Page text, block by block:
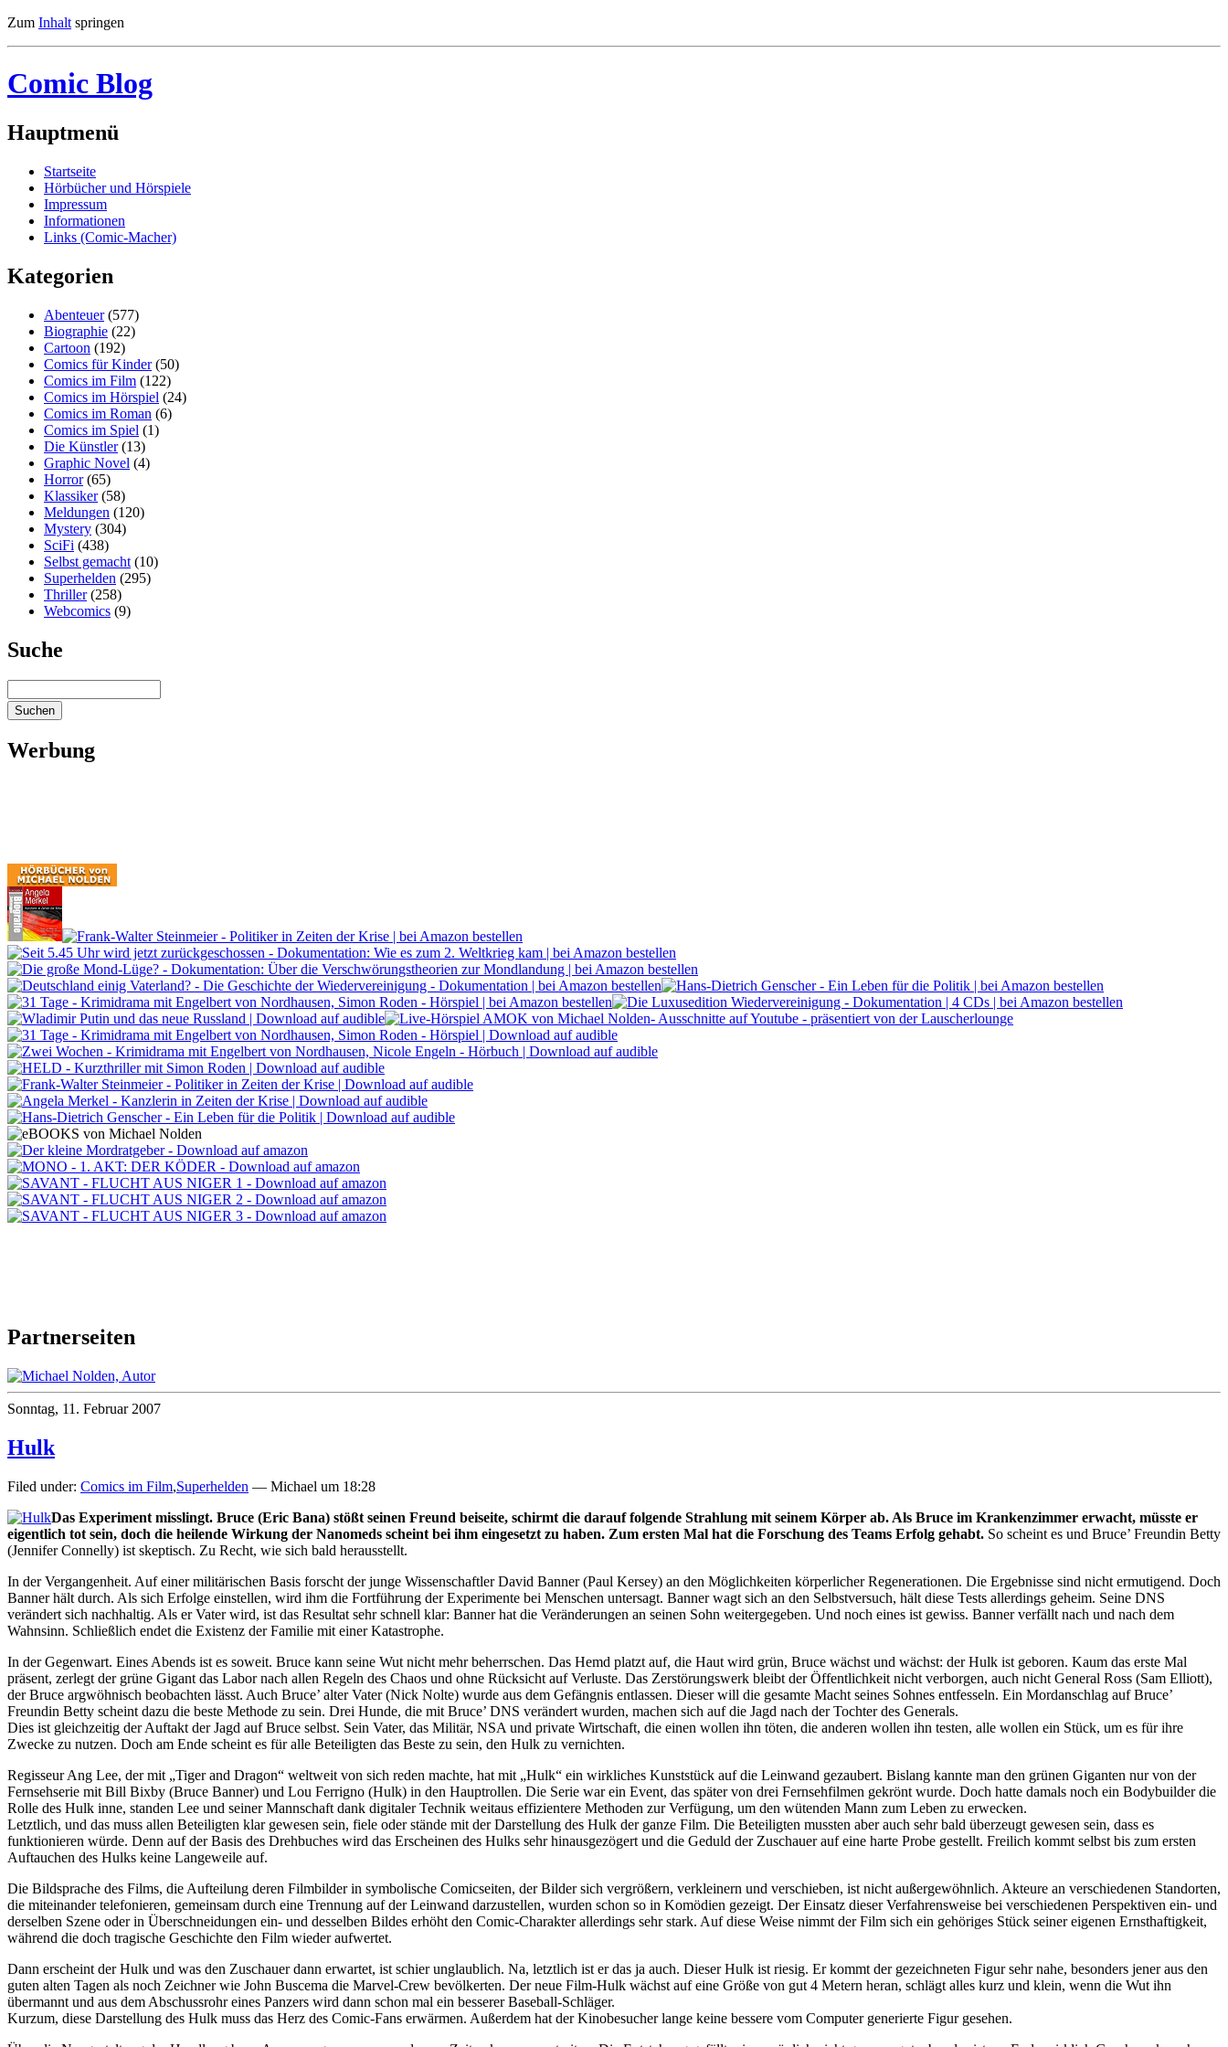
Zum Inhalt springen
Comic Blog
Hauptmenü
Startseite
Hörbücher und Hörspiele
Impressum
Informationen
Links (Comic-Macher)
Kategorien
Abenteuer(577)
Biographie (22)
Cartoon (192)
Comics für Kinder(50)
Comics im Film (122)
Comics im Hörspiel (24)
Comics im Roman (6)
Comics im Spiel (1)
Die Künstler(13)
Graphic Novel (4)
Horror(65)
Klassiker(58)
Meldungen (120)
Mystery (304)
SciFi (438)
Selbst gemacht (10)
Superhelden (295)
Thriller(258)
Webcomics (9)
Suche
Werbung
Partnerseiten
Sonntag, 11. Februar 2007
Hulk
Filed under: Comics im Film,Superhelden — Michael um 18:28
Das Experiment misslingt. Bruce (Eric Bana) stößt seinen Freund beiseite, schirmt die darauf folgende Strahlung mit seinem Körper ab. Als Bruce im Krankenzimmer erwacht, müsste er
eigentlich tot sein, doch die heilende Wirkung der Nanomeds scheint bei ihm eingesetzt zu haben. Zum ersten Mal hat die Forschung des Teams Erfolg gehabt. So scheint es und Bruce’ Freundin Betty
(Jennifer Connelly) ist skeptisch. Zu Recht, wie sich bald herausstellt.
In der Vergangenheit. Auf einer militärischen Basis forscht der junge Wissenschaftler David Banner (Paul Kersey) an den Möglichkeiten körperlicher Regenerationen. Die Ergebnisse sind nicht ermutigend. Doch
Banner hält durch. Als sich Erfolge einstellen, wird ihm die Fortführung der Experimente bei Menschen untersagt. Banner wagt sich an den Selbstversuch, hält diese Tests allerdings geheim. Seine DNS
verändert sich nachhaltig. Als er Vater wird, ist das Resultat sehr schnell klar: Banner hat die Veränderungen an seinen Sohn weitergegeben. Und noch eines ist gewiss. Banner verfällt nach und nach dem
Wahnsinn. Schließlich endet die Existenz der Familie mit einer Katastrophe.
In der Gegenwart. Eines Abends ist es soweit. Bruce kann seine Wut nicht mehr beherrschen. Das Hemd platzt auf, die Haut wird grün, Bruce wächst und wächst: der Hulk ist geboren. Kaum das erste Mal
präsent, zerlegt der grüne Gigant das Labor nach allen Regeln des Chaos und ohne Rücksicht auf Verluste. Das Zerstörungswerk bleibt der Öffentlichkeit nicht verborgen, auch nicht General Ross (Sam Elliott),
der Bruce argwöhnisch beobachten lässt. Auch Bruce’ alter Vater (Nick Nolte) wurde aus dem Gefängnis entlassen. Dieser will die gesamte Macht seines Sohnes entfesseln. Ein Mordanschlag auf Bruce’
Freundin Betty scheint dazu die beste Methode zu sein. Drei Hunde, die mit Bruce’ DNS verändert wurden, machen sich auf die Jagd nach der Tochter des Generals.
Dies ist gleichzeitig der Auftakt der Jagd auf Bruce selbst. Sein Vater, das Militär, NSA und private Wirtschaft, die einen wollen ihn töten, die anderen wollen ihn testen, alle wollen ein Stück, um es für ihre
Zwecke zu nutzen. Doch am Ende scheint es für alle Beteiligten das Beste zu sein, den Hulk zu vernichten.
Regisseur Ang Lee, der mit „Tiger and Dragon“ weltweit von sich reden machte, hat mit „Hulk“ ein wirkliches Kunststück auf die Leinwand gezaubert. Bislang kannte man den grünen Giganten nur von der
Fernsehserie mit Bill Bixby (Bruce Banner) und Lou Ferrigno (Hulk) in den Hauptrollen. Die Serie war ein Event, das später von drei Fernsehfilmen gekrönt wurde. Doch hatte damals noch ein Bodybuilder die
Rolle des Hulk inne, standen Lee und seiner Mannschaft dank digitaler Technik weitaus effizientere Methoden zur Verfügung, um den wütenden Mann zum Leben zu erwecken.
Letztlich, und das muss allen Beteiligten klar gewesen sein, fiele oder stände mit der Darstellung des Hulk der ganze Film. Die Beteiligten mussten aber auch sehr bald überzeugt gewesen sein, dass es
funktionieren würde. Denn auf der Basis des Drehbuches wird das Erscheinen des Hulks sehr hinausgezögert und die Geduld der Zuschauer auf eine harte Probe gestellt. Freilich kommt selbst bis zum ersten
Auftauchen des Hulks keine Langeweile auf.
Die Bildsprache des Films, die Aufteilung deren Filmbilder in symbolische Comicseiten, der Bilder sich vergrößern, verkleinern und verschieben, ist nicht außergewöhnlich. Akteure an verschiedenen Standorten,
die miteinander telefonieren, gemeinsam durch eine Trennung auf der Leinwand darzustellen, wurden schon so in Komödien gezeigt. Der Einsatz dieser Verfahrensweise bei verschiedenen Perspektiven ein- und
derselben Szene oder in Überschneidungen ein- und desselben Bildes erhöht den Comic-Charakter allerdings sehr stark. Auf diese Weise nimmt der Film sich ein gehöriges Stück seiner eigenen Ernsthaftigkeit,
während die doch tragische Geschichte den Film wieder aufwertet.
Dann erscheint der Hulk und was den Zuschauer dann erwartet, ist schier unglaublich. Na, letztlich ist er das ja auch. Dieser Hulk ist riesig. Er kommt der gezeichneten Figur sehr nahe, besonders jener aus den
guten alten Tagen als noch Zeichner wie John Buscema die Marvel-Crew bevölkerten. Der neue Film-Hulk wächst auf eine Größe von gut 4 Metern heran, schlägt alles kurz und klein, wenn die Wut ihn
übermannt und aus dem Abschussrohr eines Panzers wird dann schon mal ein besserer Baseball-Schläger.
Kurzum, diese Darstellung des Hulk muss das Herz des Comic-Fans erwärmen. Außerdem hat der Kinobesucher lange keine bessere vom Computer generierte Figur gesehen.